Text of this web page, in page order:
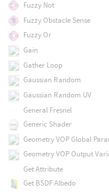
Fuzzy Not
Fuzzy Obstacle Sense
Fuzzy Or
Gain
Gather Loop
Gaussian Random
Gaussian Random UV
General Fresnel
Generic Shader
Geometry VOP Global
Geometry VOP Output
Get Attribute
Get BSDF Albedo